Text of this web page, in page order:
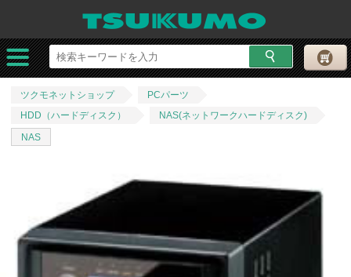
ツクモネットショップ
PCパーツ
HDD（ハードディスク）
NAS(ネットワークハードディスク)
NAS